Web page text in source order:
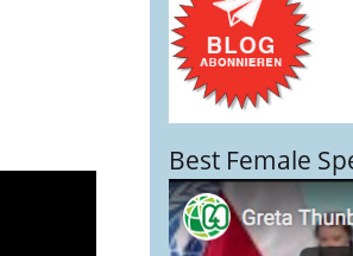
Best Female